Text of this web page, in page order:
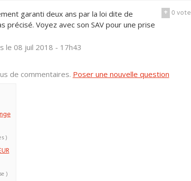
+ 0vote
garanti deux ans par la loi dite de
précisé. Voyez avec son SAV pour une prise
le 08 juil 2018 - 17h43
de commentaires. Poser une nouvelle question
)
)